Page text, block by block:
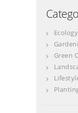
Ecology
Green